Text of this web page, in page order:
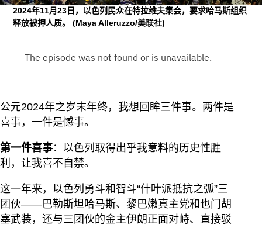
2024年11月23日，以色列民众在特拉维夫集会，要求哈马斯组织
释放被押人质。(Maya Alleruzzo/美联社)
公元2024年之岁末年终，我想回眸三件事。两件是
喜事，一件是憾事。
第一件喜事：以色列取得出乎我意料的历史性胜
利，让我喜不自禁。
这一年来，以色列勇斗和智斗“什叶派抵抗之弧”三
团伙——巴勒斯坦哈马斯、黎巴嫩真主党和也门胡
塞武装，还与三团伙的金主伊朗正面对峙、直接驳